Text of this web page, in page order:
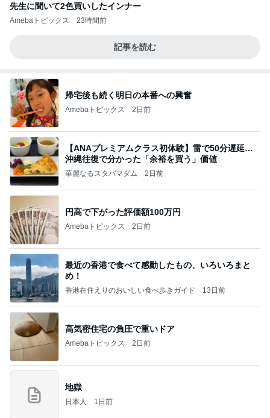
先生に聞いて2色買いしたインナー
Amebaトピックス 23時間前
記事を読む
帰宅後も続く明日の本番への興奮
Amebaトピックス 2日前
【ANAプレミアムクラス初体験】雷で50分遅延…
沖縄往復で分かった「余裕を買う」価値
華麗なるスタバマダム 2日前
円高で下がった評価額100万円
Amebaトピックス 2日前
最近の香港で食べて感動したもの、いろいろまと
め！
香港在住えりのおいしい食べ歩きガイド 13日前
高気密住宅の負圧で重いドア
Amebaトピックス 2日前
地獄
日本人 1日前